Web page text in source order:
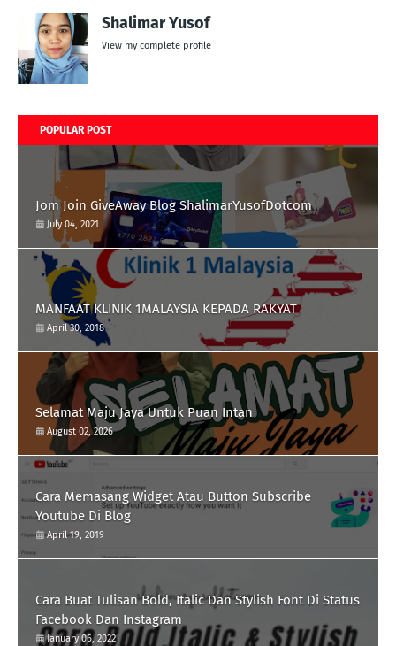
Shalimar Yusof
View my complete profile
POPULAR POST
Jom Join GiveAway Blog ShalimarYusofDotcom
July 04, 2021
MANFAAT KLINIK 1MALAYSIA KEPADA RAKYAT
April 30, 2018
Selamat Maju Jaya Untuk Puan Intan
August 02, 2026
Cara Memasang Widget Atau Button Subscribe
Youtube Di Blog
April 19, 2019
Cara Buat Tulisan Bold, Italic Dan Stylish Font Di Status
Facebook Dan Instagram
January 06, 2022